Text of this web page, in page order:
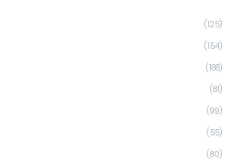
(125)
(154)
(188)
(81)
(99)
(55)
(80)